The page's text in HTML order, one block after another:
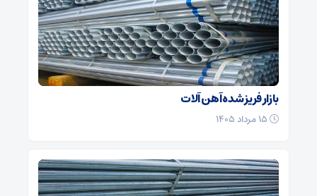
بازار فریز شده آهن آلات